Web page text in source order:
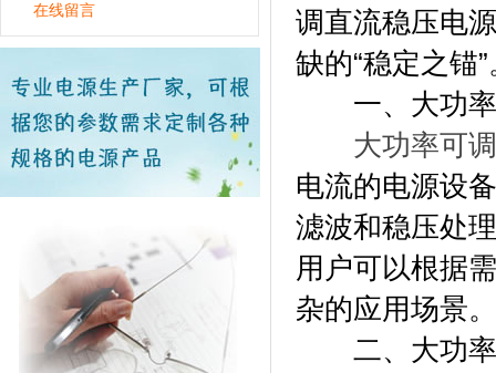
在线留言
调直流稳压电
缺的“稳定之锚”
一、大功率
大功率可
电流的电源设
滤波和稳压处
用户可以根据
杂的应用场景。
二、大功率